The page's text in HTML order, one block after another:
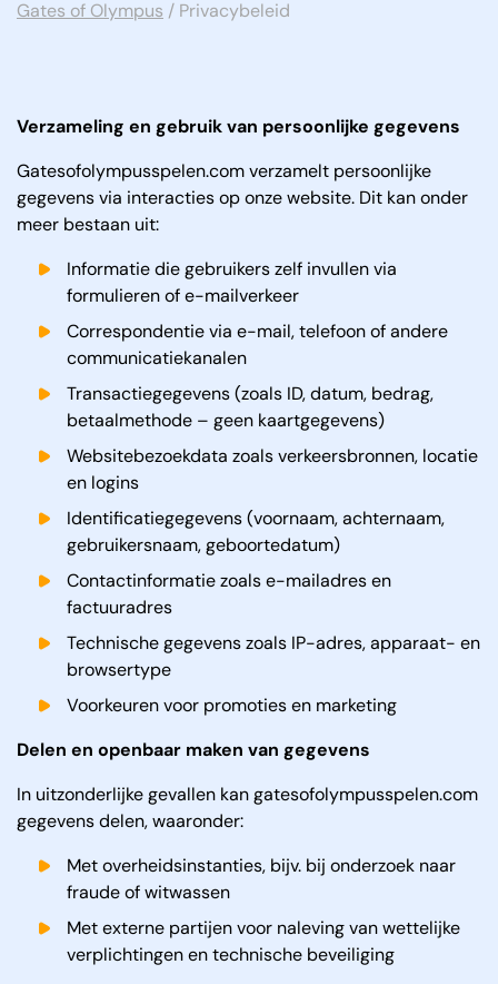
Gates of Olympus / Privacybeleid
Verzameling en gebruik van persoonlijke gegevens
Gatesofolympusspelen.com verzamelt persoonlijke
gegevens via interacties op onze website. Dit kan onder
meer bestaan uit:
Informatie die gebruikers zelf invullen via
formulieren of e-mailverkeer
Correspondentie via e-mail, telefoon of andere
communicatiekanalen
Transactiegegevens (zoals ID, datum, bedrag,
betaalmethode – geen kaartgegevens)
Websitebezoekdata zoals verkeersbronnen, locatie
en logins
Identificatiegegevens (voornaam, achternaam,
gebruikersnaam, geboortedatum)
Contactinformatie zoals e-mailadres en
factuuradres
Technische gegevens zoals IP-adres, apparaat- en
browsertype
Voorkeuren voor promoties en marketing
Delen en openbaar maken van gegevens
In uitzonderlijke gevallen kan gatesofolympusspelen.com
gegevens delen, waaronder:
Met overheidsinstanties, bijv. bij onderzoek naar
fraude of witwassen
Met externe partijen voor naleving van wettelijke
verplichtingen en technische beveiliging